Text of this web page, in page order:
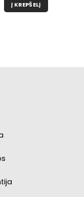
Į KREPŠELĮ